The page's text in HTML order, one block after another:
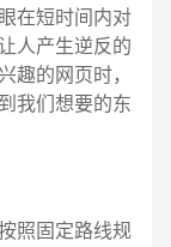
在短时间内对
人产生逆反的
趣的网页时，
我们想要的东
照固定路线规